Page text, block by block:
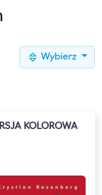
Wybierz
KOLOROWA